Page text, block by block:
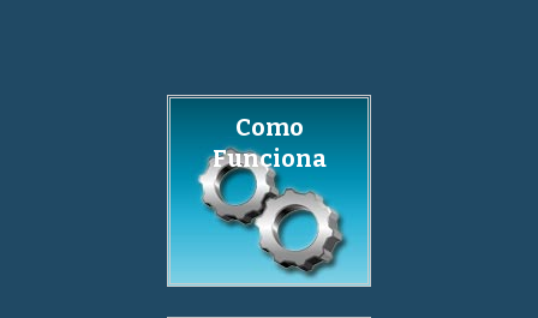
Como
Funciona